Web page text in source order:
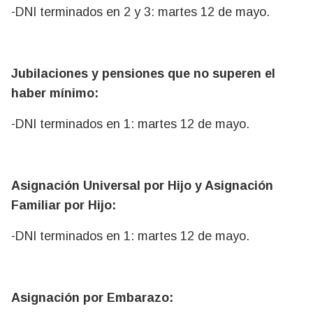
-DNI terminados en 2 y 3: martes 12 de mayo.
Jubilaciones y pensiones que no superen el
haber mínimo:
-DNI terminados en 1: martes 12 de mayo.
Asignación Universal por Hijo y Asignación
Familiar por Hijo:
-DNI terminados en 1: martes 12 de mayo.
Asignación por Embarazo: